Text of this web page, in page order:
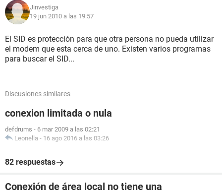
Jinvestiga
19 jun 2010 a las 19:57
El SID es protección para que otra persona no pueda utilizar
el modem que esta cerca de uno. Existen varios programas
para buscar el SID...
Discusiones similares
conexion limitada o nula
defdrums - 6 mar 2009 a las 02:21
Leonella - 16 ago 2016 a las 03:26
82 respuestas
Conexión de área local no tiene una